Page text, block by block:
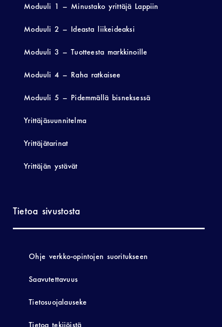
Moduuli 1 – Minustako yrittäjä Lappiin
Moduuli 2 – Ideasta liikeideaksi
Moduuli 3 – Tuotteesta markkinoille
Moduuli 4 – Raha ratkaisee
Moduuli 5 – Pidemmällä bisneksessä
Yrittäjäsuunnitelma
Yrittäjätarinat
Yrittäjän ystävät
Tietoa sivustosta
Ohje verkko-opintojen suoritukseen
Saavutettavuus
Tietosuojalauseke
Tietoa tekijöistä